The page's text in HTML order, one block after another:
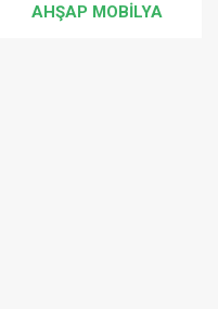
AHŞAP MOBILYA